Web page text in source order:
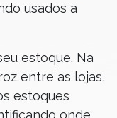
usados a
estoque. Na
entre as lojas,
estoques
onde